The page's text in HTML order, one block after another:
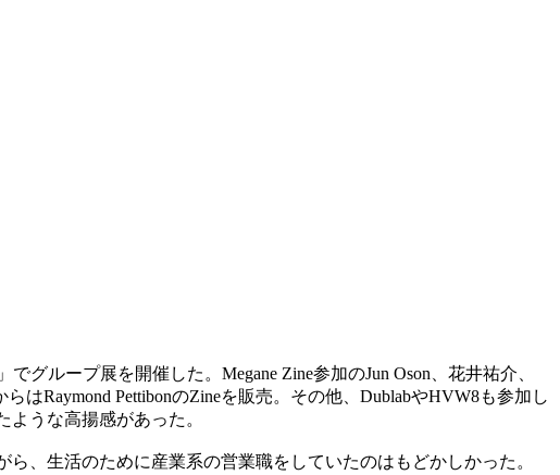
」でグループ展を開催した。 Megane Zine参加のJun Oson 、花井祐介、
らはRaymond PettibonのZineを販売。その他、 DublabやHVW8も参加し
うな高揚感があった。
、生活のために産業系の営業職をしていたのはもどかしかった。